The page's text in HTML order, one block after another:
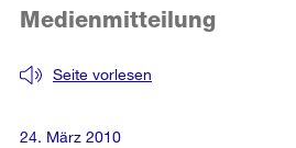
Seite vorlesen
Medienmitteilung
24. März 2010